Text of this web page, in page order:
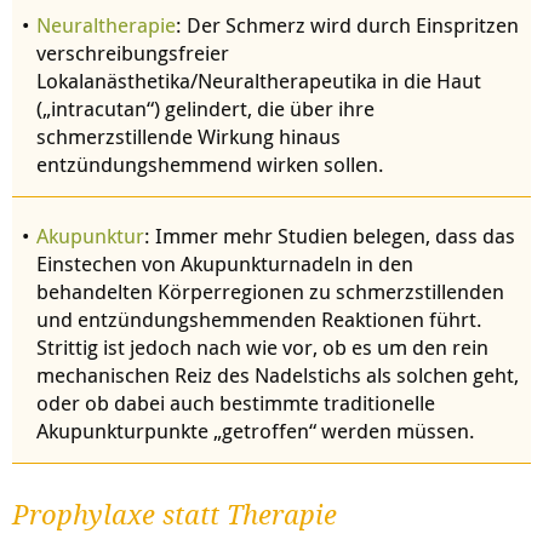
Neuraltherapie: Der Schmerz wird durch Einspritzen
verschreibungsfreier
Lokalanästhetika/Neuraltherapeutika in die Haut
(„intracutan“) gelindert, die über ihre
schmerzstillende Wirkung hinaus
entzündungshemmend wirken sollen.
Akupunktur: Immer mehr Studien belegen, dass das
Einstechen von Akupunkturnadeln in den
behandelten Körperregionen zu schmerzstillenden
und entzündungshemmenden Reaktionen führt.
Strittig ist jedoch nach wie vor, ob es um den rein
mechanischen Reiz des Nadelstichs als solchen geht,
oder ob dabei auch bestimmte traditionelle
Akupunkturpunkte „getroffen“ werden müssen.
Prophylaxe statt Therapie